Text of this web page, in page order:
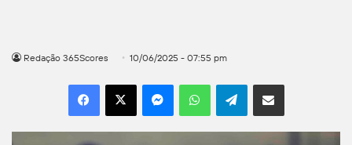
Redação 365Scores 10/06/2025 - 07:55 pm
Facebook
X MessengerWhatsAppTelegramCompartilhar por e-mail